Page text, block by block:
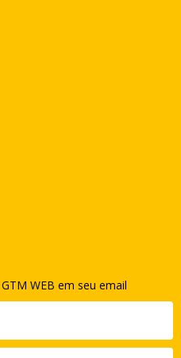
WEB em seu email